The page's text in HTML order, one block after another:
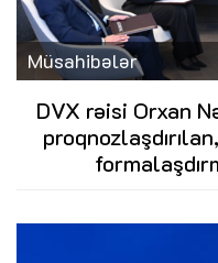
Müsahibələr
DVX rəisi Orxan